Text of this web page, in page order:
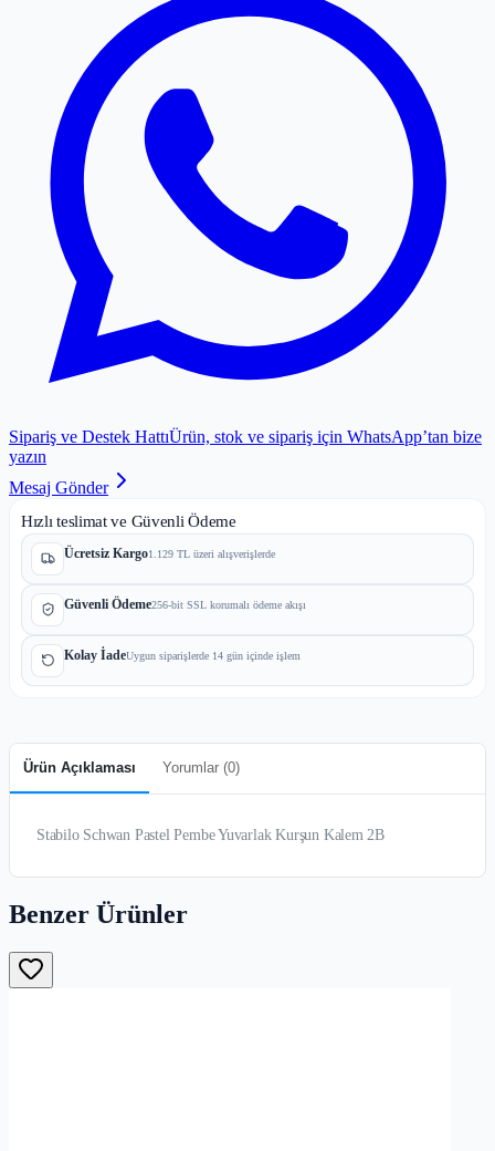
Sipariş ve Destek HattıÜrün, stok ve sipariş için WhatsApp’tan bize
yazın
Mesaj Gönder
Hızlı teslimat ve Güvenli Ödeme
Ücretsiz Kargo1.129 TL üzeri alışverişlerde
Güvenli Ödeme256-bit SSL korumalı ödeme akışı
Kolay İadeUygun siparişlerde 14 gün içinde işlem
Ürün Açıklaması Yorumlar (0)
Stabilo Schwan Pastel Pembe Yuvarlak Kurşun Kalem 2B
Benzer Ürünler